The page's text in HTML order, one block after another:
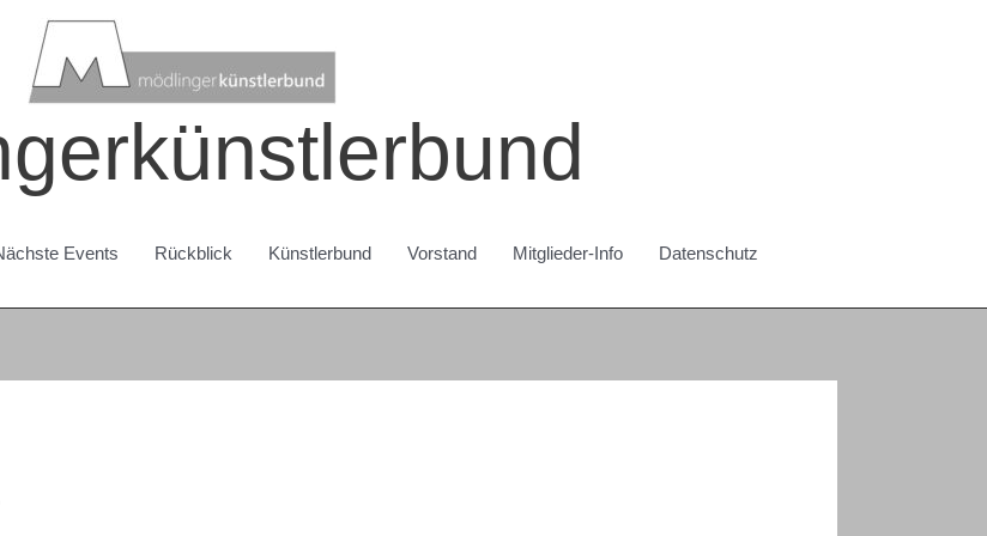
Events Rückblick Künstlerbund Vorstand Mitglieder-Info Datenschutz